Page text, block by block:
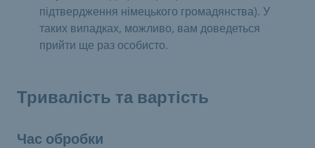
підтвердження німецького громадянства). У
таких випадках, можливо, вам доведеться
прийти ще раз особисто.
Тривалість та вартість
Час обробки